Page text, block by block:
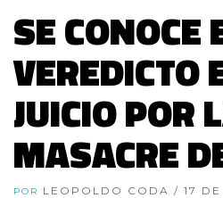
SE CONOCE
VEREDICTO
JUICIO POR
MASACRE
POR LEOPOLDO CODA / 17